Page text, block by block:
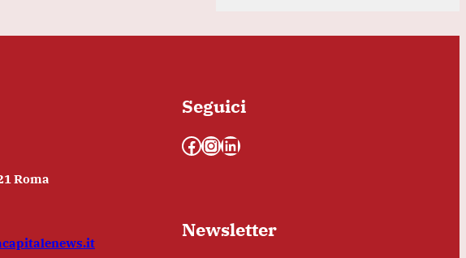
Roma
Seguici
Facebook InstagramLinkedIn
Newsletter